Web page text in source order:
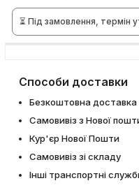
⏳ Під замовлення, термін
Способи доставки
Безкоштовна
Самовивіз з Нової
Кур'єр Нової Пошти
Самовивіз зі складу
Інші транспортні